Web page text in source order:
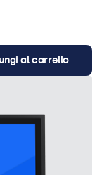
al carrello